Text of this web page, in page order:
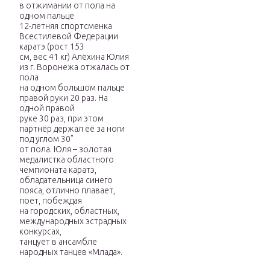
в отжимании от пола на
одном пальце
12-летняя спортсменка
Всестилевой Федерации
каратэ (рост 153
см, вес 41 кг) Алёхина Юлия
из г. Воронежа отжалась от
пола
на одном большом пальце
правой руки 20 раз. На
одной правой
руке 30 раз, при этом
партнёр держал её за ноги
под углом 30˚
от пола. Юля – золотая
медалистка областного
чемпионата каратэ,
обладательница синего
пояса, отлично плавает,
поёт, побеждая
на городских, областных,
международных эстрадных
конкурсах,
танцует в ансамбле
народных танцев «Млада».